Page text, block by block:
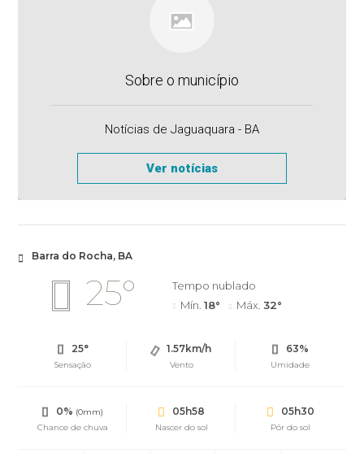
Sobre o município
Notícias de Jaguaquara - BA
Ver notícias
Barra do Rocha, BA
25°
Tempo nublado
Mín. 18° Máx. 32°
25°
Sensação
1.57km/h
Vento
63%
Umidade
0% (0mm)
Chance de chuva
05h58
Nascer do sol
05h30
Pôr do sol